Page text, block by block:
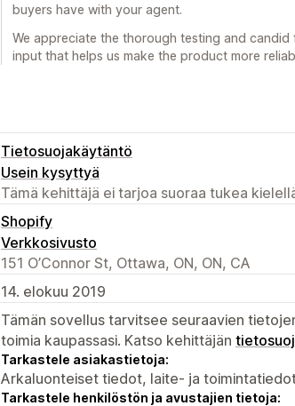
buyers have with your agent.
We appreciate the thorough testing and
input that helps us make the product more
Tietosuojakäytäntö
Usein kysyttyä
Tämä kehittäjä ei tarjoa suoraa tukea
Shopify
Verkkosivusto
151 O’Connor St, Ottawa, ON, ON, CA
14. elokuu 2019
Tämän sovellus tarvitsee seuraavien
toimia kaupassasi. Katso kehittäjän
Tarkastele asiakastietoja:
Arkaluonteiset tiedot, laite- ja
Tarkastele henkilöstön ja avustajien tietoja: